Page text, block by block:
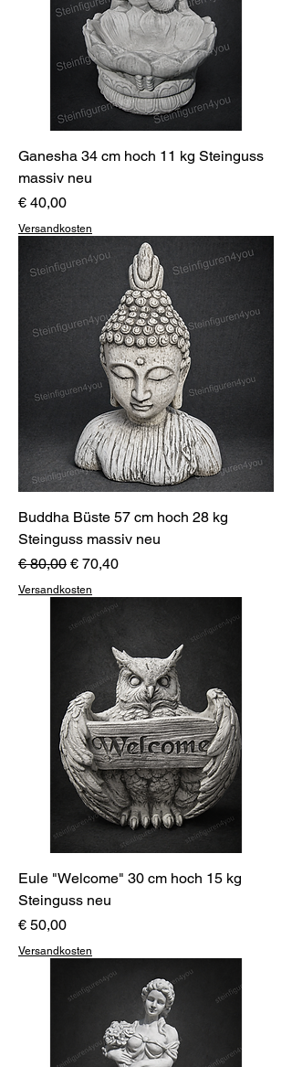
Ganesha 34 cm hoch 11 kg Steinguss
massiv neu
Preis
€ 40,00
Versandkosten
Buddha Büste 57 cm hoch 28 kg
Steinguss massiv neu
Standardpreis
€ 80,00 Sale-Preis
€ 70,40
Versandkosten
Eule "Welcome" 30 cm hoch 15 kg
Steinguss neu
Preis
€ 50,00
Versandkosten